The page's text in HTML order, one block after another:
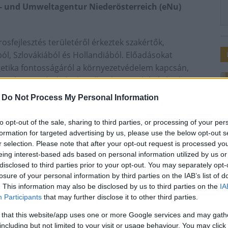
Do Not Process My Personal Information
opt-out of the sale, sharing to third parties, or processing of your
for targeted advertising by us, please use the below opt-out
selection. Please note that after your opt-out request is processed
interest-based ads based on personal information utilized by us
to third parties prior to your opt-out. You may separately
of your personal information by third parties on the IAB’s list of
This information may also be disclosed by us to third parties on the
Participants that may further disclose it to other third parties.
that this website/app uses one or more Google services and may
but not limited to your visit or usage behaviour. You may
und Umweltagentur Niederösterreich (eNu)
területéről érkeztek szakértők,
Szlovákiából és Hollandiából. Előadásokat
fontosságáról a környezetvédelem kapcsán,
segítségével, Hollandia e-mobilitásának
helyzetéről, az átfogó magyarországi e-mobilitási
rejlő lehetőségekről.
aminek befejezésénél jártak, amikor
foglalta az atomerőművek építésének és
elektromos energiát sem szolgáltatott
ahol több mint 50 elektromos autót, 150
környezetbarát hajtású járművet